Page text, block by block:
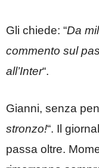
Gli chiede: “Da
commento sul
all’Inter“.
Gianni, senza
stronzo!“. Il
passa oltre.